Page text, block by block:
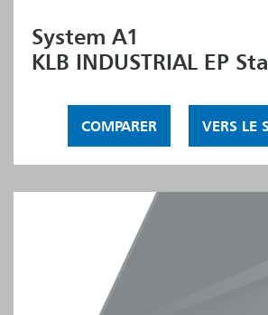
System A1
KLB INDUSTRIAL EP
COMPARER VERS LE